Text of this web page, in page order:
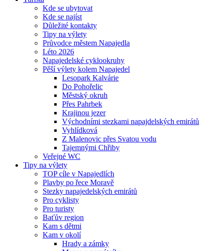
Kde se ubytovat
Kde se najíst
Důležité kontakty
Tipy na výlety
Průvodce městem Napajedla
Léto 2026
Napajedelské cyklookruhy
Pěší výlety kolem Napajedel
Lesopark Kalvárie
Do Pohořelic
Městský okruh
Přes Pahrbek
Krajinou jezer
Východními stezkami napajdelských emirátů
Vyhlídková
Z Malenovic přes Svatou vodu
Tajemnými Chřiby
Veřejné WC
Tipy na výlety
TOP cíle v Napajedlích
Plavby po řece Moravě
Stezky napajedelských emirátů
Pro cyklisty
Pro turisty
Baťův region
Kam s dětmi
Kam v okolí
Hrady a zámky